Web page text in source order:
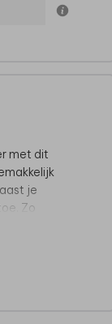
met dit
je
Zo